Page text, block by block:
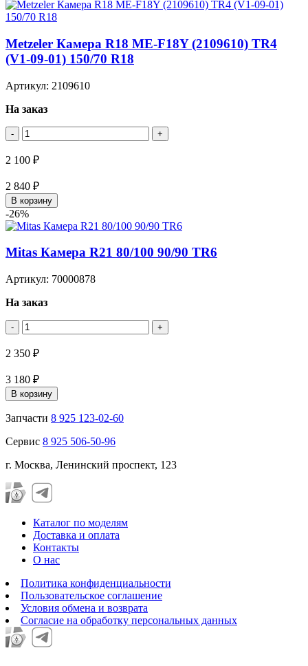
Metzeler Камера R18 ME-F18Y (2109610) TR4
(V1-09-01) 150/70 R18
Артикул: 2109610
На заказ
- +
2 100 ₽
2 840 ₽
В корзину
-26%
Mitas Камера R21 80/100 90/90 TR6
Артикул: 70000878
На заказ
- +
2 350 ₽
3 180 ₽
В корзину
Запчасти 8 925 123-02-60
Сервис 8 925 506-50-96
г. Москва, Ленинский проспект, 123
Каталог по моделям
Доставка и оплата
Контакты
О нас
Политика конфиденциальности
Пользовательское соглашение
Условия обмена и возврата
Согласие на обработку персональных данных